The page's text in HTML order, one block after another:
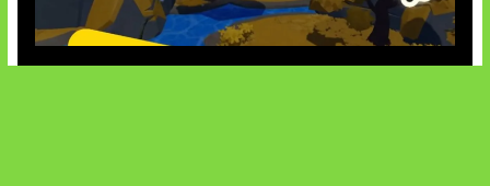
Kode Evomon Agustus 2026